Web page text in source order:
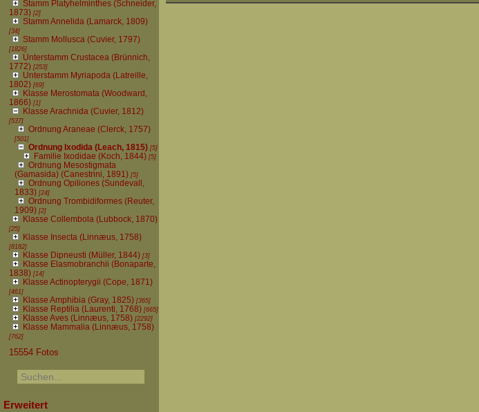
Stamm Platyhelminthes (Schneider,
1873)[2]
Stamm Annelida (Lamarck, 1809)
[34]
Stamm Mollusca (Cuvier, 1797)
[1826]
Unterstamm Crustacea (Brünnich,
1772)[253]
Unterstamm Myriapoda (Latreille,
1802)[69]
Klasse Merostomata (Woodward,
1866)[1]
Klasse Arachnida (Cuvier, 1812)
[537]
Ordnung Araneae (Clerck, 1757)
[501]
Ordnung Ixodida (Leach, 1815)[5]
Familie Ixodidae (Koch, 1844)[5]
Ordnung Mesostigmata
(Gamasida) (Canestrini, 1891)[5]
Ordnung Opiliones (Sundevall,
1833)[24]
Ordnung Trombidiformes (Reuter,
1909)[2]
Klasse Collembola (Lubbock, 1870)
[25]
Klasse Insecta (Linnæus, 1758)
[8182]
Klasse Dipneusti (Müller, 1844)[3]
Klasse Elasmobranchii (Bonaparte,
1838)[14]
Klasse Actinopterygii (Cope, 1871)
[461]
Klasse Amphibia (Gray, 1825)[365]
Klasse Reptilia (Laurenti, 1768)[665]
Klasse Aves (Linnæus, 1758)[2292]
Klasse Mammalia (Linnæus, 1758)
[762]
15554 Fotos
Erweitert